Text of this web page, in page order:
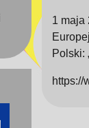
1 maja
Polski:
https://